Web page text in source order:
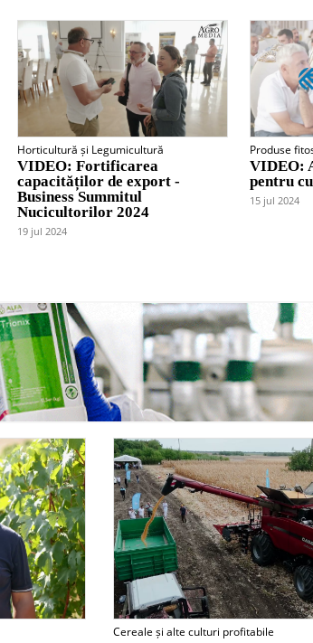
Horticultură și Legumicultură
VIDEO: Fortificarea
capacităților de export -
Business Summitul
Nucicultorilor 2024
19 jul 2024
Produse
VIDEO:
pentru
15 jul 2024
Cereale și alte culturi profitabile